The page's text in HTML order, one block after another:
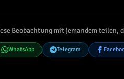
Beobachtung mit jemandem teilen,
WhatsApp Telegram